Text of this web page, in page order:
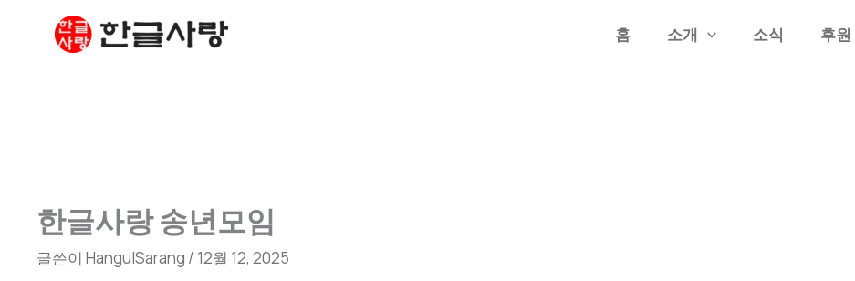
홈 소개 소식 후원
한글사랑 송년모임
글쓴이 HangulSarang / 12월 12, 2025